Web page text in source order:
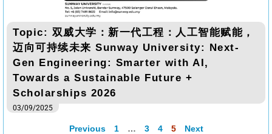
Topic: 双威大学：新一代工程：人工智能赋能，
迈向可持续未来 Sunway University: Next-
Gen Engineering: Smarter with AI,
Towards a Sustainable Future +
Scholarships 2026
03/09/2025
Previous 1 … 3 4 5 Next